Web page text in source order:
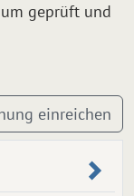
geprüft und
einreichen